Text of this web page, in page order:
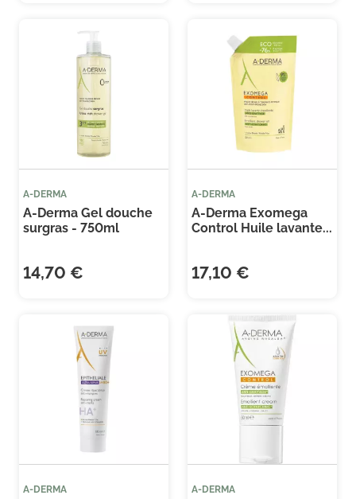
A-DERMA
A-Derma Gel douche
surgras - 750ml
14,70 €
A-DERMA
A-Derma Exomega
Control Huile lavante...
17,10 €
A-DERMA A-DERMA